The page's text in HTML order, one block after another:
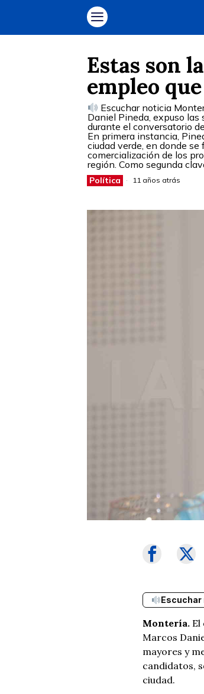
Estas son
empleo
Escuchar noticia
Daniel Pineda, expuso
durante el conversatorio
En primera instancia,
ciudad verde, en donde
comercialización de los
región. Como segunda
Política 11 años atrás
Escuchar
Montería. El
Marcos
mayores y
candidatos,
ciudad.